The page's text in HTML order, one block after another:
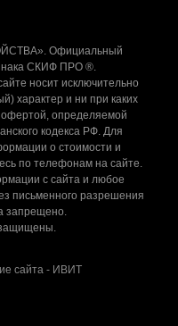
Официальный
СКИФ ПРО ®.
носит исключительно
характер и ни при каких
офертой, определяемой
кодекса РФ. Для
о стоимости и
по телефонам на сайте.
с сайта и любое
письменного разрешения
запрещено.
сайта - ИВИТ